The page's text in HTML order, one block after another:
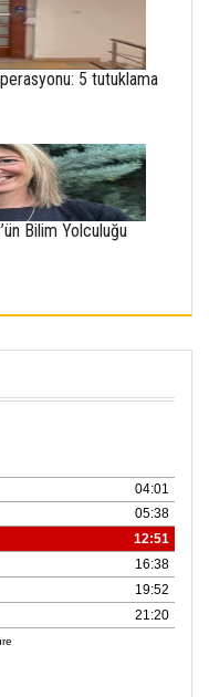
02 Ekim 2025
SABAHATTİN
SÜRMEN5 tutuklama
Bilim Yolculuğu